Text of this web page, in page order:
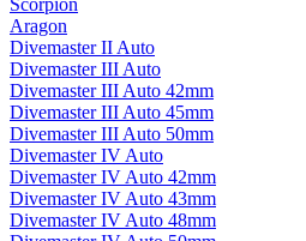
Scorpion
Aragon
Divemaster II Auto
Divemaster III Auto
Divemaster III Auto 42mm
Divemaster III Auto 45mm
Divemaster III Auto 50mm
Divemaster IV Auto
Divemaster IV Auto 42mm
Divemaster IV Auto 43mm
Divemaster IV Auto 48mm